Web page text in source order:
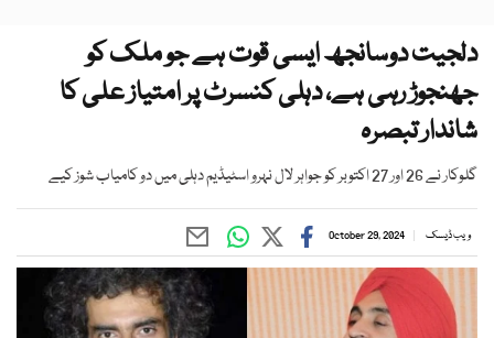
دلجیت دوسانجھ ایسی قوت ہے جو ملک کو
جھنجوڑ رہی ہے، دہلی کنسرٹ پر امتیاز علی کا
شاندار تبصرہ
گلوکار نے 26 اور 27 اکتوبر کو جواہر لال نہرو اسٹیڈیم دہلی میں دو کامیاب شوز کیے
ویب ڈیسک October 29, 2024